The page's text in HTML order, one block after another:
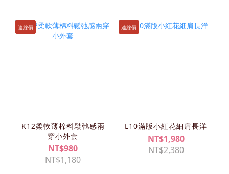
連線價
K12柔軟薄棉料鬆弛感兩
穿小外套
NT$980
NT$1,180
連線價
L10滿版小紅花細肩長洋
NT$1,980
NT$2,380